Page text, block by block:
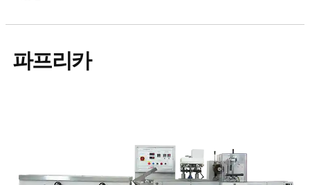
파프리카